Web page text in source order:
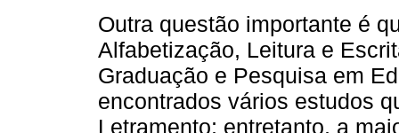
Outra questão importante é
Alfabetização, Leitura e
Graduação e Pesquisa em
encontrados vários estudos
Letramento; entretanto, a